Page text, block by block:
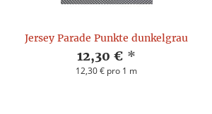
Jersey Parade Punkte dunkelgrau
12,30 € *
12,30 € pro 1 m